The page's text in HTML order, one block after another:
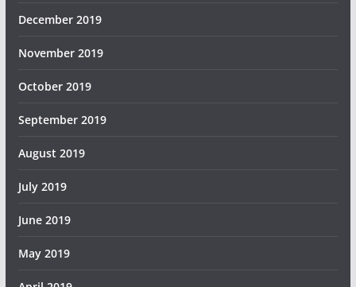
December 2019
November 2019
October 2019
September 2019
August 2019
July 2019
June 2019
May 2019